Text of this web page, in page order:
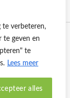
te verbeteren,
te geven en
te
Lees meer
alles